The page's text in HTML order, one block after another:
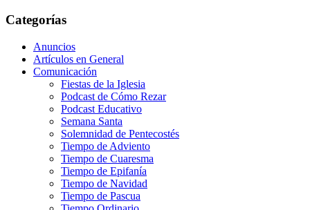
Categorías
Anuncios
Artículos en General
Comunicación
Fiestas de la Iglesia
Podcast de Cómo Rezar
Podcast Educativo
Semana Santa
Solemnidad de Pentecostés
Tiempo de Adviento
Tiempo de Cuaresma
Tiempo de Epifanía
Tiempo de Navidad
Tiempo de Pascua